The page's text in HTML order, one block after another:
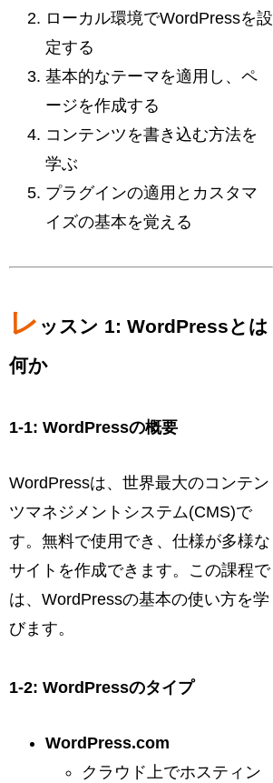
ローカル環境でWordPressを設
定する
基本的なテーマを適用し、ペ
ージを作成する
コンテンツを書き込む方法を
学ぶ
プラグインの適用とカスタマ
イズの基本を覚える
レ ッスン 1: WordPressとは
何か
1-1: WordPressの概要
WordPressは、世界最大のコンテン
ツマネジメントシステム(CMS)で
す。無料で使用でき、仕様が多様な
サイトを作成できます。この課程で
は、WordPressの基本の使い方を学
びます。
1-2: WordPressのタイプ
WordPress.com
クラウド上でホスティン